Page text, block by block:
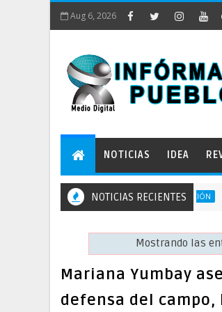
Aug 6, 2026
NOTICIAS IDEA
NOTICIAS RECIENTES
ACCIÓN DE PROTECCIÓN
Mostrando las
Mariana Yumbay
defensa del